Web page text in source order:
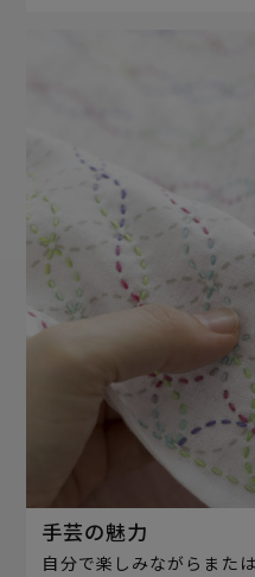
手芸の魅力
自分で楽しみながらまた